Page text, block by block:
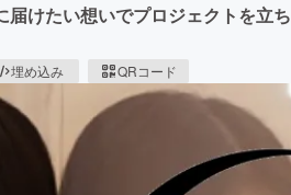
けたい想いでプロジェクトを立ち
埋め込み QRコード